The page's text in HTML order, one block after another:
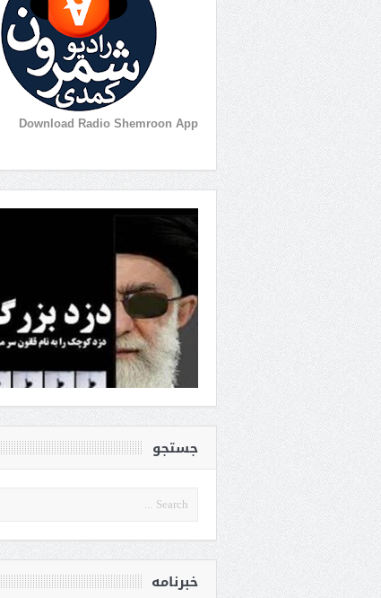
Download Radio Shemroon App
جستجو
خبرنامه